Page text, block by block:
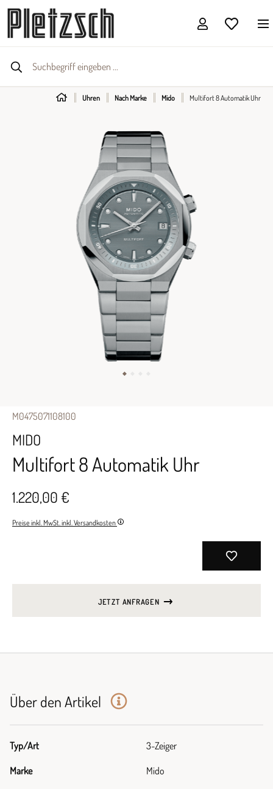
Uhren Nach Marke Mido Multifort 8 Automatik Uhr
M0475071108100
MIDO
Multifort 8 Automatik Uhr
1.220,00 €
Preise inkl. MwSt. inkl. Versandkosten
JETZT ANFRAGEN
Über den Artikel
Typ/Art 3-Zeiger
Marke Mido